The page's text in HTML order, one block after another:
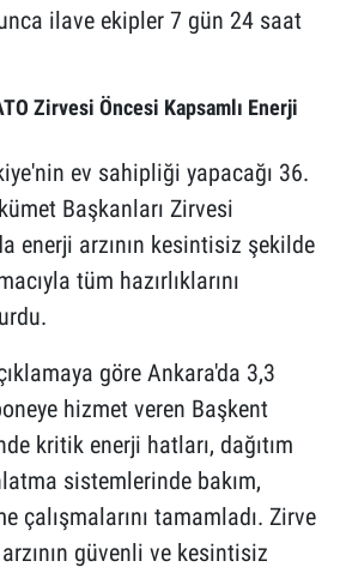
ilave ekipler 7 gün 24 saat
Zirvesi Öncesi Kapsamlı Enerji
ev sahipliği yapacağı 36.
Başkanları Zirvesi
enerji arzının kesintisiz şekilde
tüm hazırlıklarını
göre Ankara'da 3,3
hizmet veren Başkent
kritik enerji hatları, dağıtım
sistemlerinde bakım,
çalışmalarını tamamladı. Zirve
güvenli ve kesintisiz